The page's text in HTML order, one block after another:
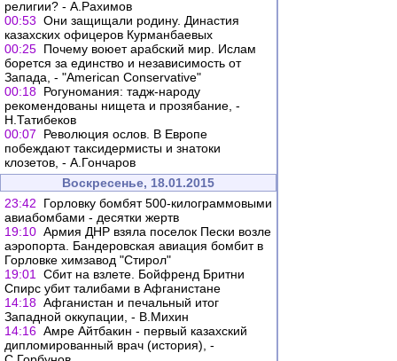
религии? - А.Рахимов
00:53 Они защищали родину. Династия
казахских офицеров Курманбаевых
00:25 Почему воюет арабский мир. Ислам
борется за единство и независимость от
Запада, - "American Conservative"
00:18 Рогуномания: тадж-народу
рекомендованы нищета и прозябание, -
Н.Татибеков
00:07
Революция ослов. В Европе
побеждают таксидермисты и знатоки
клозетов, - А.Гончаров
Воскресенье, 18.01.2015
23:42
Горловку бомбят 500-килограммовыми
авиабомбами - десятки жертв
19:10 Армия ДНР взяла поселок Пески возле
аэропорта. Бандеровская авиация бомбит в
Горловке химзавод "Стирол"
19:01
Сбит на взлете. Бойфренд Бритни
Спирс убит талибами в Афганистане
14:18 Афганистан и печальный итог
Западной оккупации, - В.Михин
14:16 Амре Айтбакин - первый казахский
дипломированный врач (история), -